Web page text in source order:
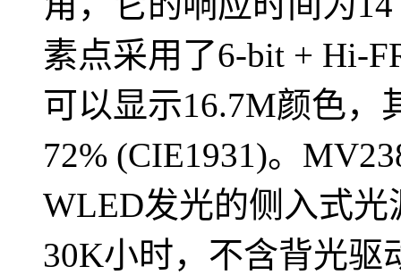
素点采用了6-bit + Hi-
可以显示16.7M颜色，
72% (CIE1931)。
WLED发光的侧入式
30K小时，不含背光驱